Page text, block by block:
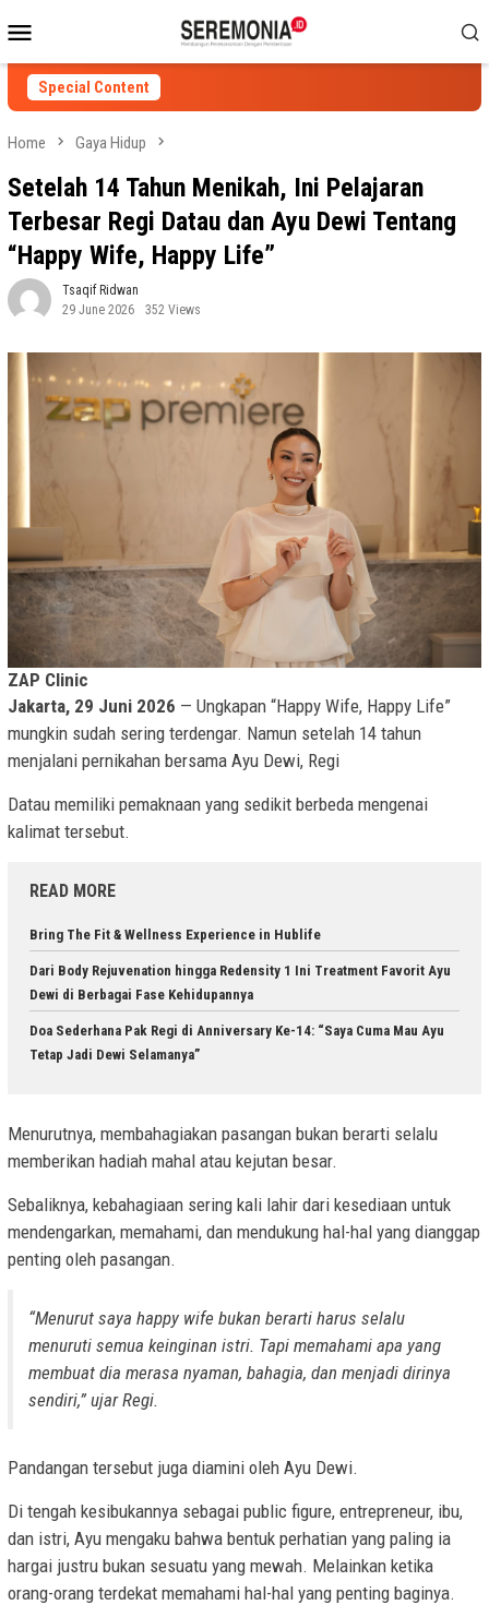
to
contentMenu
Special Content
Home Gaya Hidup
Setelah 14 Tahun Menikah, Ini Pelajaran
Terbesar Regi Datau dan Ayu Dewi Tentang
“Happy Wife, Happy Life”
Tsaqif Ridwan
29 June 2026
352 Views
ZAP Clinic
Jakarta, 29 Juni 2026 — Ungkapan “Happy Wife, Happy Life”
mungkin sudah sering terdengar. Namun setelah 14 tahun
menjalani pernikahan bersama Ayu Dewi, Regi
Datau memiliki pemaknaan yang sedikit berbeda mengenai
kalimat tersebut.
READ MORE
Bring The Fit & Wellness Experience in Hublife
Dari Body Rejuvenation hingga Redensity 1 Ini Treatment Favorit Ayu
Dewi di Berbagai Fase Kehidupannya
Doa Sederhana Pak Regi di Anniversary Ke-14: “Saya Cuma Mau Ayu
Tetap Jadi Dewi Selamanya”
Menurutnya, membahagiakan pasangan bukan berarti selalu
memberikan hadiah mahal atau kejutan besar.
Sebaliknya, kebahagiaan sering kali lahir dari kesediaan untuk
mendengarkan, memahami, dan mendukung hal-hal yang dianggap
penting oleh pasangan.
“Menurut saya happy wife bukan berarti harus selalu
menuruti semua keinginan istri. Tapi memahami apa yang
membuat dia merasa nyaman, bahagia, dan menjadi dirinya
sendiri,” ujar Regi.
Pandangan tersebut juga diamini oleh Ayu Dewi.
Di tengah kesibukannya sebagai public figure, entrepreneur, ibu,
dan istri, Ayu mengaku bahwa bentuk perhatian yang paling ia
hargai justru bukan sesuatu yang mewah. Melainkan ketika
orang-orang terdekat memahami hal-hal yang penting baginya.